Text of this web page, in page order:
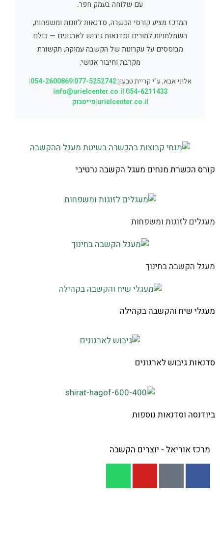
עם שלוחה בעמק חפר.
המרכז מציע קורסי הכשרה, סדנאות לזוגות ומשפחות,
השתלמויות למורים וסדנאות גיבוש לארגונים — כולם
מבוססים על עקרונות של הקשבה עמוקה, תקשורת
מקרבת וחיבור אנושי.
אלוני אבא, ע"י קריית טבעון|
077-5252742
|
054-2600869
|
054-6211433
|
info@urielcenter.co.il
|
urielcenter.co.il
|פייסבוק
קורס הכשרת מנחים מעגל הקשבה נרטיבי
מעגלים לזוגות ומשפחות
מעגל הקשבה בחינוך
מעגלי שיח והקשבה בקהילה
סדנאות גיבוש לארגונים
ביודנסה וסדנאות נוספות
מרכז אוריאל - יוצרים הקשבה